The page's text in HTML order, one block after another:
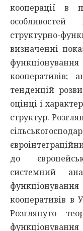
кооперації в
особливостей
структурно-
визначенні
кооперативів;
тенденцій
оцінці і
структур.
до
системний
кооперативів в
Розглянуто